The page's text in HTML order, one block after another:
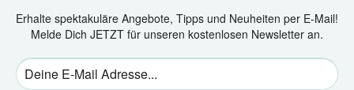
Erhalte spektakuläre Angebote, Tipps und Neuheiten per E-Mail!
Melde Dich JETZT für unseren kostenlosen Newsletter an.